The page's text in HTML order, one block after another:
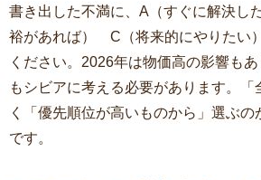
書き出した不満に、A（すぐに解決
裕があれば） C（将来的にやりたい
ください。2026年は物価高の影響も
もシビアに考える必要があります。「
く「優先順位が高いものから」選ぶの
です。